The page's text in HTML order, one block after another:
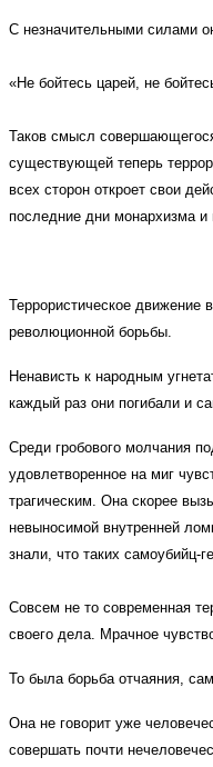
С незначительными силами
«Не бойтесь царей, не
Таков смысл
существующей теперь
всех сторон откроет свои
последние дни монархизма и
Террористическое движение
революционной борьбы.
Ненависть к народным
каждый раз они погибали и
Среди гробового молчания
удовлетворенное на миг
трагическим. Она скорее
невыносимой внутренней
знали, что таких самоубийц-
Совсем не то современная
своего дела. Мрачное
То была борьба отчаяния,
Она не говорит уже
совершать почти